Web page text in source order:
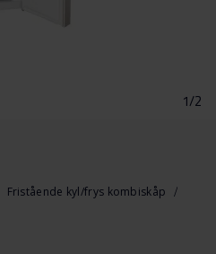
1/2
Fristående kyl/frys kombiskåp